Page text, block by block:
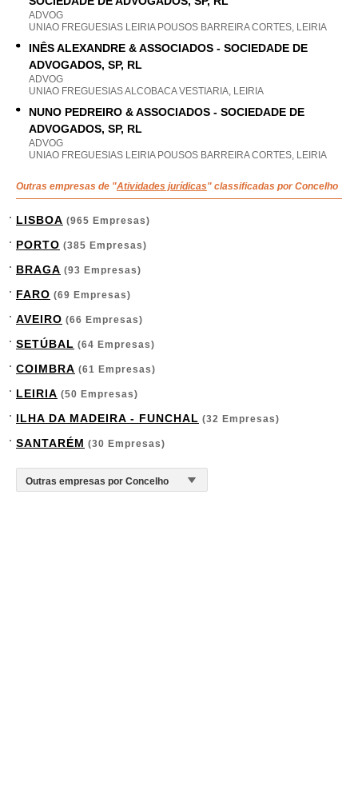
ADVOG
UNIAO FREGUESIAS LEIRIA POUSOS BARREIRA CORTES, LEIRIA
INÊS ALEXANDRE & ASSOCIADOS - SOCIEDADE DE
ADVOGADOS, SP, RL
ADVOG
UNIAO FREGUESIAS ALCOBACA VESTIARIA, LEIRIA
NUNO PEDREIRO & ASSOCIADOS - SOCIEDADE DE
ADVOGADOS, SP, RL
ADVOG
UNIAO FREGUESIAS LEIRIA POUSOS BARREIRA CORTES, LEIRIA
Outras empresas de "Atividades jurídicas" classificadas por Concelho
LISBOA (965 Empresas)
PORTO (385 Empresas)
BRAGA (93 Empresas)
FARO (69 Empresas)
AVEIRO (66 Empresas)
SETÚBAL (64 Empresas)
COIMBRA (61 Empresas)
LEIRIA (50 Empresas)
ILHA DA MADEIRA - FUNCHAL (32 Empresas)
SANTARÉM (30 Empresas)